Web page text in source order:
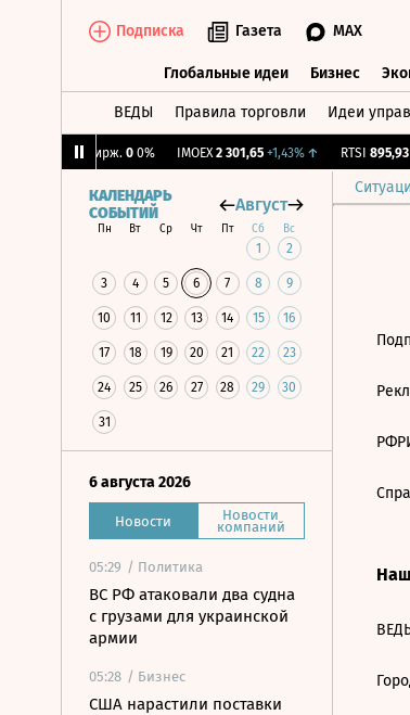
Подписка Газета MAX
Глобальные идеи Бизнес
ВЕДЫ Правила торговли Идеи
CNY Бирж. 0 0% IMOEX 2 301,65 +1,43%↑ RTSI 895,93
КАЛЕНДАРЬ
СОБЫТИЙ
Август
Пн Вт Ср Чт Пт Сб Вс
1 2
3 4 5 6 7 8 9
10 11 12 13 14 15 16
17 18 19 20 21 22 23
24 25 26 27 28 29 30
31
6 августа 2026
Новости Новости
компаний
05:29 / Политика
ВС РФ атаковали два судна
с грузами для украинской
армии
05:28 / Бизнес
США нарастили поставки